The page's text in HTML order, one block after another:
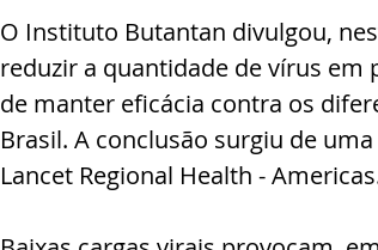
O Instituto Butantan divulgou,
reduzir a quantidade de vírus em
de manter eficácia contra os
Brasil. A conclusão surgiu de
Lancet Regional Health -